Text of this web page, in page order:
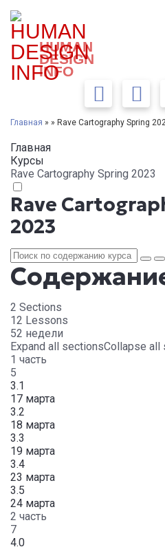
HUMAN
DESIGN
INFO
Главная » » Rave Cartography Spring
Главная
Курсы
Rave Cartography Spring 2023
Rave
2023
2 Sections
12 Lessons
52 недели
Expand all sectionsCollapse all
1 часть
5
3.1
17 марта
3.2
18 марта
3.3
19 марта
3.4
23 марта
3.5
24 марта
2 часть
7
4.0